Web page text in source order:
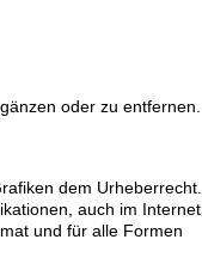
oder zu entfernen.
dem Urheberrecht.
auch im Internet,
und für alle Formen